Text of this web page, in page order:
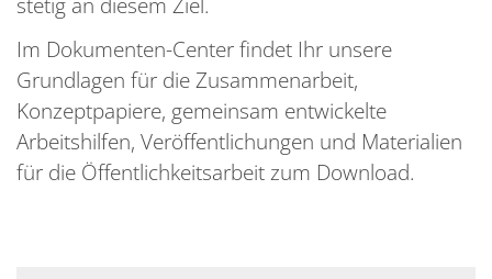
Im Dokumenten-Center findet Ihr unsere
Grundlagen für die Zusammenarbeit,
Konzeptpapiere, gemeinsam entwickelte
Arbeitshilfen, Veröffentlichungen und Materialien
für die Öffentlichkeitsarbeit zum Download.